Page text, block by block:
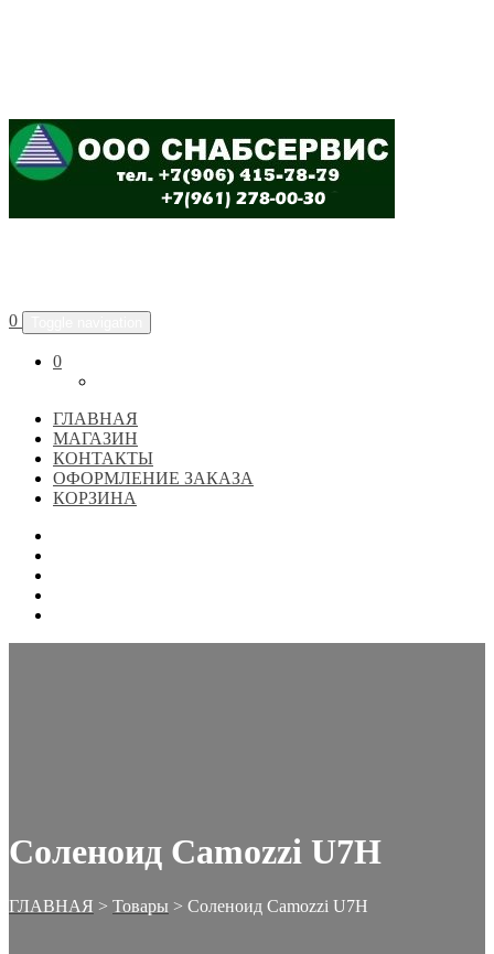
0
0
ГЛАВНАЯ
МАГАЗИН
КОНТАКТЫ
ОФОРМЛЕНИЕ ЗАКАЗА
КОРЗИНА
Соленоид Camozzi U7H
ГЛАВНАЯ > Товары > Соленоид Camozzi U7H